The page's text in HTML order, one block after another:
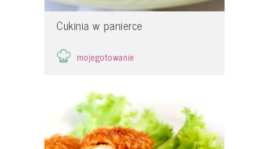
Cukinia w panierce
mojegotowanie